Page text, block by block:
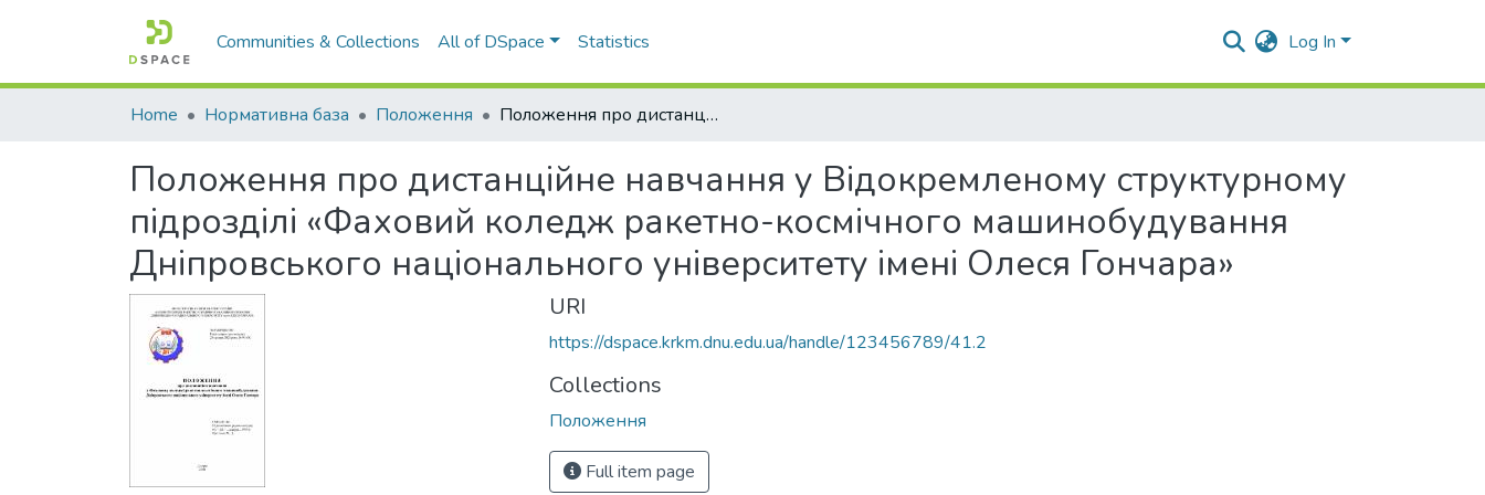
Communities & Collections All of DSpace Statistics Log In
Home Нормативна база Положення Положення про дистанційне навчання у Відокремленому структурному підрозділі «Фаховий коледж ракетно-космічного машинобудування Дніпровського національного університету імені Олеся Гончара»
Положення про дистанційне навчання у Відокремленому структурному
підрозділі «Фаховий коледж ракетно-космічного машинобудування
Дніпровського національного університету імені Олеся Гончара»
URI
https://dspace.krkm.dnu.edu.ua/handle/123456789/41.2
Collections
Положення
Full item page